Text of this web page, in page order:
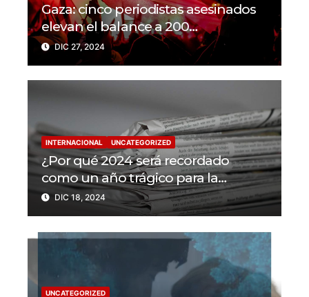
Gaza: cinco periodistas asesinados
elevan el balance a 200
trabajadores de la prensa muertos
en 2024
DIC 27, 2024
INTERNACIONAL UNCATEGORIZED
¿Por qué 2024 será recordado
como un año trágico para la
libertad de prensa? Un tercio de los
periodistas asesinados por Israel
DIC 18, 2024
UNCATEGORIZED